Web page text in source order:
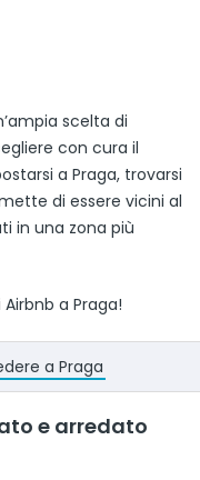
scelta di
con cura il
a Praga, trovarsi
di essere vicini al
in una zona più
a Praga!
a Praga
e arredato